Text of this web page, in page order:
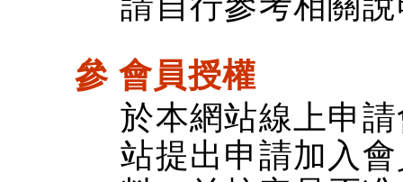
參 會員授權
於本網站線上申
站提出申請加入